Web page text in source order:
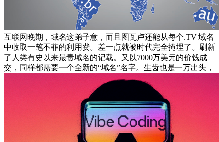
互联网晚期，域名这弟子意，而且图瓦卢还能从每个.TV 域名
中收取一笔不菲的利用费。差一点就被时代完全掩埋了。刷新
了人类有史以来最贵域名的记载。又以7000万美元的价钱成
交，同样都需要一个全新的“域名”名字。生齿也是一万出头，